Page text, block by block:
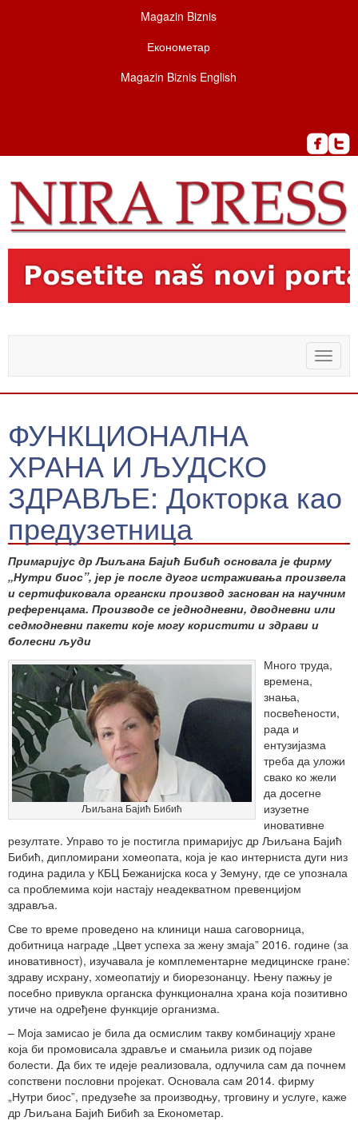
Magazin Biznis
Економетар
Magazin Biznis English
Toggle
ФУНКЦИОНАЛНА
ХРАНА И ЉУДСКО
ЗДРАВЉЕ: Докторка као
предузетница
Примаријус др Љиљана Бајић Бибић основала је фирму
„Нутри биос”, јер је после дугог истраживања произвела
и сертификовала органски производ заснован на научним
референцама. Производе се једнодневни, дводневни или
седмодневни пакети које могу користити и здрави и
болесни људи
Љиљана Бајић Бибић
Много труда,
времена,
знања,
посвећености,
рада и
ентузијазма
треба да уложи
свако ко жели
да досегне
изузетне
иновативне
резултате. Управо то је постигла примаријус др Љиљана Бајић
Бибић, дипломирани хомеопата, која је као интерниста дуги низ
година радила у КБЦ Бежанијска коса у Земуну, где се упознала
са проблемима који настају неадекватном превенцијом
здравља.
Све то време проведено на клиници наша саговорница,
добитница награде „Цвет успеха за жену змаја” 2016. године (за
иновативност), изучавала је комплементарне медицинске гране:
здраву исхрану, хомеопатију и биорезонанцу. Њену пажњу је
посебно привукла органска функционална храна која позитивно
утиче на одређене функције организма.
– Моја замисао је била да осмислим такву комбинацију хране
која би промовисала здравље и смањила ризик од појаве
болести. Да бих те идеје реализовала, одлучила сам да почнем
сопствени пословни пројекат. Основала сам 2014. фирму
„Нутри биос”, предузеће за производњу, трговину и услуге, каже
др Љиљана Бајић Бибић за Економетар.